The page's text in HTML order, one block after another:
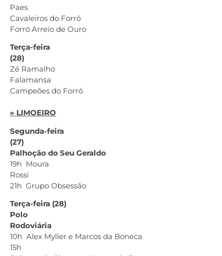
Paes
Cavaleiros do Forró
Forró Arreio de Ouro
Terça-feira
(28)
Zé Ramalho
Falamansa
Campeões do Forró
» LIMOEIRO
Segunda-feira
(27)
Palhoção do Seu Geraldo
19h Moura
Rossi
21h Grupo Obsessão
Terça-feira (28)
Polo
Rodoviária
10h Alex Myller e Marcos da Boneca
15h